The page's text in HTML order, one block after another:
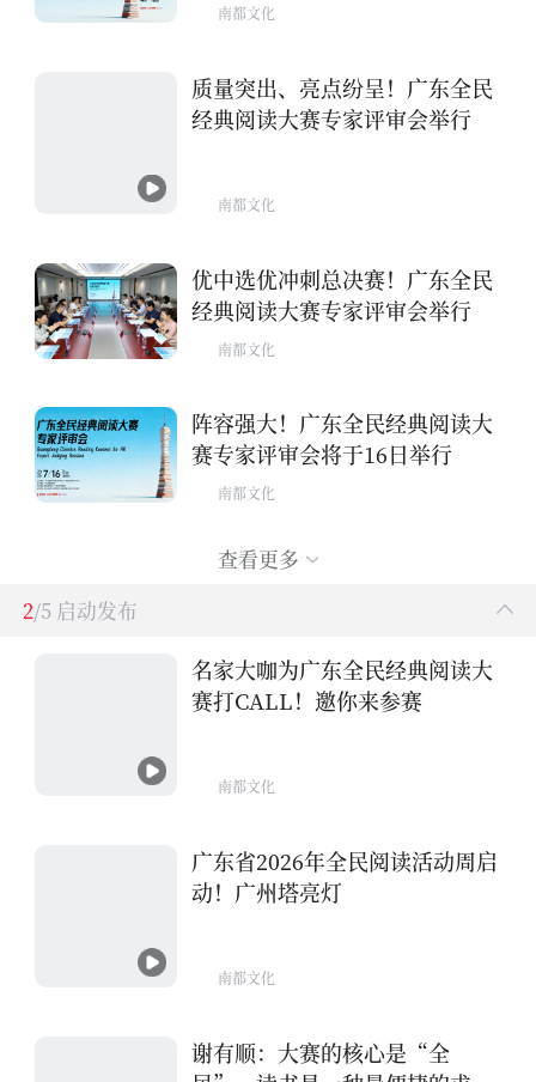
南都文化
质量突出、亮点纷呈！广东全民
经典阅读大赛专家评审会举行
南都文化
优中选优冲刺总决赛！广东全民
经典阅读大赛专家评审会举行
南都文化
阵容强大！广东全民经典阅读大
赛专家评审会将于16日举行
南都文化
查看更多
2/5 启动发布
名家大咖为广东全民经典阅读大
赛打CALL！邀你来参赛
南都文化
广东省2026年全民阅读活动周启
动！广州塔亮灯
南都文化
谢有顺：大赛的核心是“全